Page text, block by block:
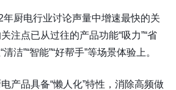
年厨电行业讨论声量中增速最快的关
注点已从过往的产品功能“吸力”“省
“清洁”“智能”“好帮手”等场景体验上。
产品具备“懒人化”特性，消除高频做